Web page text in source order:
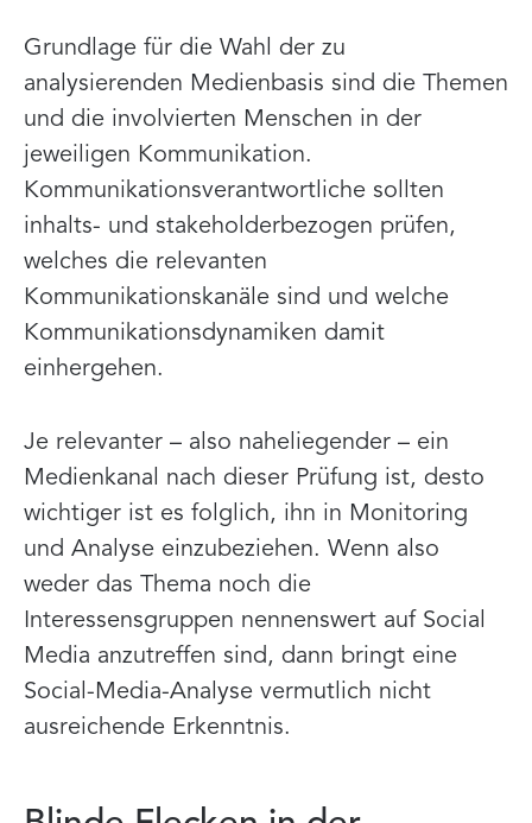
Grundlage für die Wahl der zu
analysierenden Medienbasis sind die Themen
und die involvierten Menschen in der
jeweiligen Kommunikation.
Kommunikationsverantwortliche sollten
inhalts- und stakeholderbezogen prüfen,
welches die relevanten
Kommunikationskanäle sind und welche
Kommunikationsdynamiken damit
einhergehen.
Je relevanter – also naheliegender – ein
Medienkanal nach dieser Prüfung ist, desto
wichtiger ist es folglich, ihn in Monitoring
und Analyse einzubeziehen. Wenn also
weder das Thema noch die
Interessensgruppen nennenswert auf Social
Media anzutreffen sind, dann bringt eine
Social-Media-Analyse vermutlich nicht
ausreichende Erkenntnis.